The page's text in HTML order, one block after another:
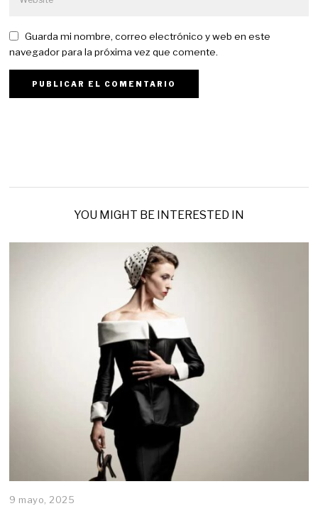
Guarda mi nombre, correo electrónico y web en este
navegador para la próxima vez que comente.
YOU MIGHT BE INTERESTED IN
9 mayo, 2025